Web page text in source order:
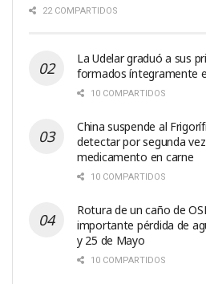
22 COMPARTIDOS
La Udelar graduó a sus
formados íntegramente
10 COMPARTIDOS
China suspende al
detectar por segunda
medicamento en carne
10 COMPARTIDOS
Rotura de un caño de
importante pérdida de
y 25 de Mayo
10 COMPARTIDOS